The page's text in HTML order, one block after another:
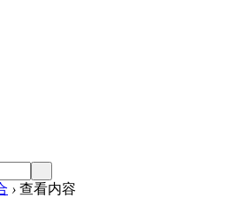
› 查看内容